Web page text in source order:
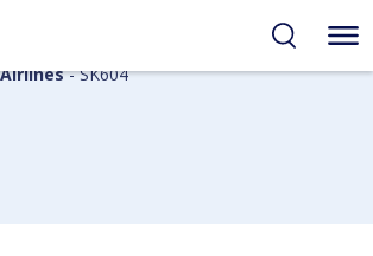
Airlines- SK604